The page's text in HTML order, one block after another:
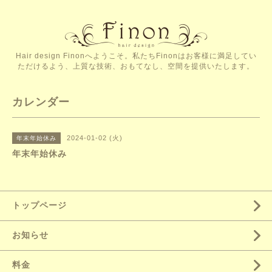
Hair design Finonへようこそ。私たちFinonはお客様に満足してい
ただけるよう、上質な技術、おもてなし、空間を提供いたします。
カレンダー
年末年始休み 2024-01-02 (火)
年末年始休み
トップページ
お知らせ
料金